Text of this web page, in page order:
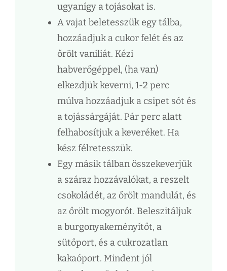
ugyanígy a tojásokat is.
A vajat beletesszük egy tálba,
hozzáadjuk a cukor felét és az
őrölt vaníliát. Kézi
habverőgéppel, (ha van)
elkezdjük keverni, 1-2 perc
múlva hozzáadjuk a csipet sót és
a tojássárgáját. Pár perc alatt
felhabosítjuk a keveréket. Ha
kész félretesszük.
Egy másik tálban összekeverjük
a száraz hozzávalókat, a reszelt
csokoládét, az őrölt mandulát, és
az őrölt mogyorót. Beleszitáljuk
a burgonyakeményítőt, a
sütőport, és a cukrozatlan
kakaóport. Mindent jól